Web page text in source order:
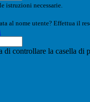
istruzioni necessarie.
al nome utente? Effettua il
di controllare la casella di